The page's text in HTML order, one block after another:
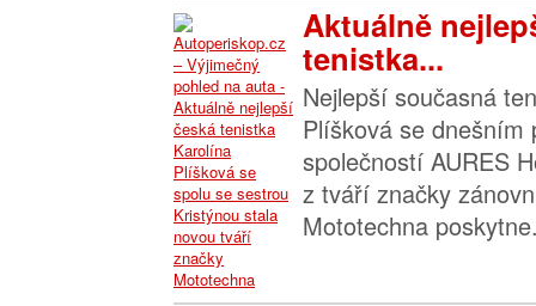
Aktuálně
tenistka...
Nejlepší současná
Plíšková se dnešním
společností AURES
z tváří značky
Mototechna